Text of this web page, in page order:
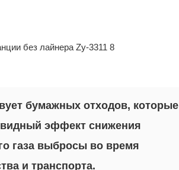
бумажных отходов, которые
эффект снижения
газа выбросы во время
и транспорта.